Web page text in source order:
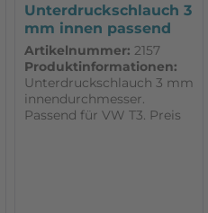
Unterdruckschlauch 3
mm innen passend
für VW T3
Artikelnummer: 2157
Produktinformationen:
Unterdruckschlauch 3 mm
innendurchmesser.
Passend für VW T3. Preis